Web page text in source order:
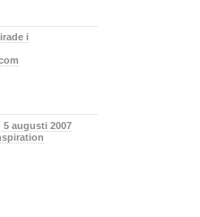
i
5 augusti 2007